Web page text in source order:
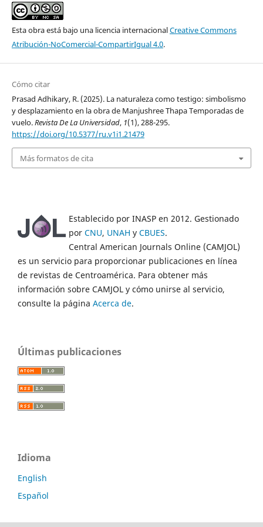
Esta obra está bajo una licencia internacionalCreative Commons
Atribución-NoComercial-CompartirIgual 4.0.
Cómo citar
Prasad Adhikary, R. (2025). La naturaleza como testigo: simbolismo
y desplazamiento en la obra de Manjushree Thapa Temporadas de
vuelo.Revista De La Universidad, 1(1), 288-295.
https://doi.org/10.5377/ru.v1i1.21479
Más formatos de cita
Establecido por INASP en 2012. Gestionado
por CNU, UNAH y CBUES.
Central American Journals Online (CAMJOL)
es un servicio para proporcionar publicaciones en línea
de revistas de Centroamérica. Para obtener más
información sobre CAMJOL y cómo unirse al servicio,
consulte la página Acerca de.
Últimas publicaciones
Idioma
English
Español